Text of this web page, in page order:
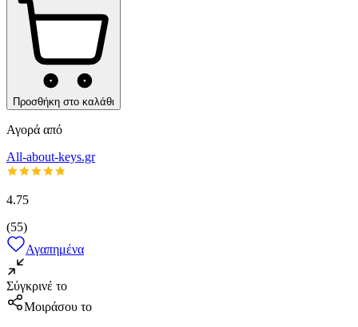
Προσθήκη στο καλάθι
Αγορά από
All-about-keys.gr
4.75
(55)
Αγαπημένα
Σύγκρινέ το
Μοιράσου το